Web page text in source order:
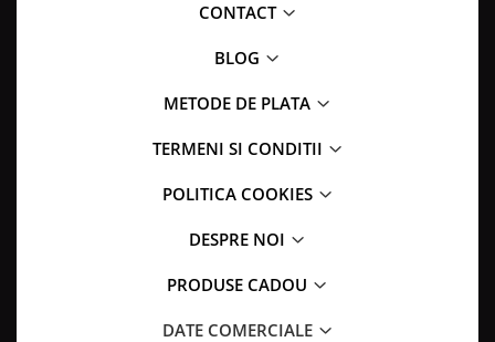
CONTACT
BLOG
METODE DE PLATA
TERMENI SI CONDITII
POLITICA COOKIES
DESPRE NOI
PRODUSE CADOU
DATE COMERCIALE